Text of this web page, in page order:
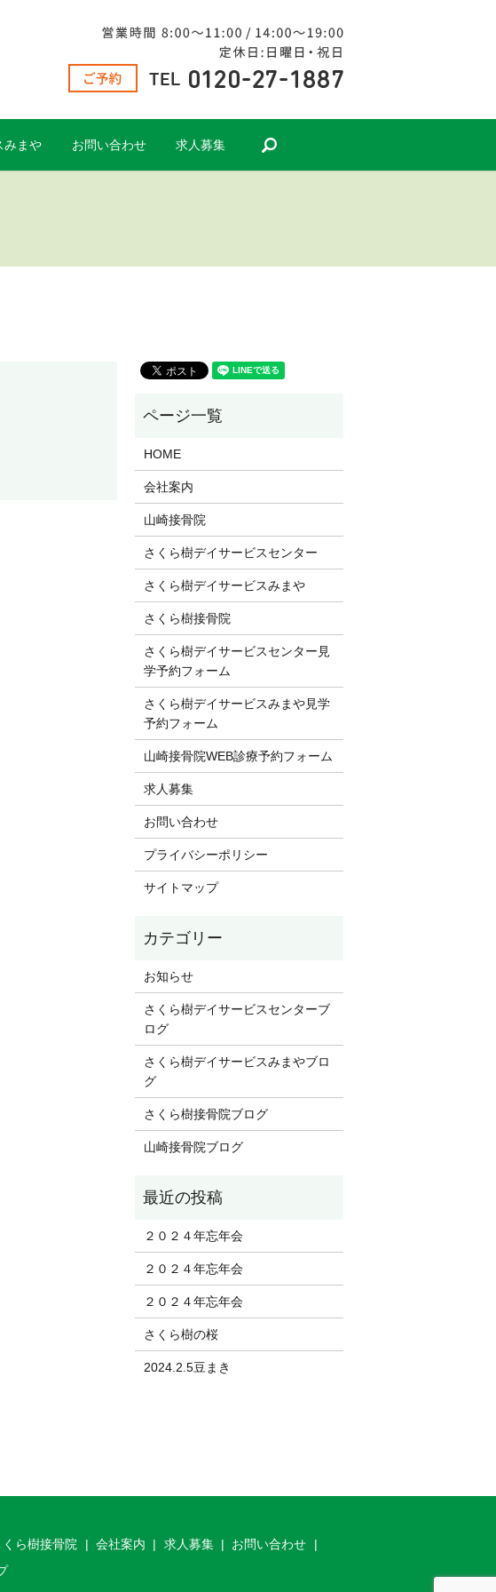
みまや お問い合わせ 求人募集
HOME
会社案内
山崎接骨院
さくら樹デイサービスセンター
さくら樹デイサービスみまや
さくら樹接骨院
さくら樹デイサービスセンター見
学予約フォーム
さくら樹デイサービスみまや見学
予約フォーム
山崎接骨院WEB診療予約フォーム
求人募集
お問い合わせ
プライバシーポリシー
サイトマップ
お知らせ
さくら樹デイサービスセンターブ
ログ
さくら樹デイサービスみまやブロ
グ
さくら樹接骨院ブログ
山崎接骨院ブログ
２０２４年忘年会
２０２４年忘年会
２０２４年忘年会
さくら樹の桜
2024.2.5豆まき
くら樹接骨院 会社案内 求人募集
お問い合わせ